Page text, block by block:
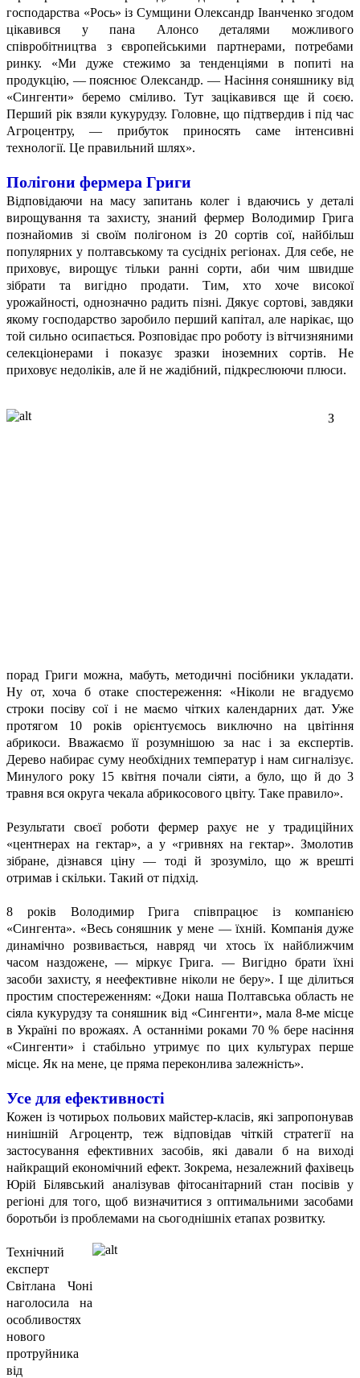
господарства «Рось» із Сумщини Олександр Іванченко згодом
цікавився у пана Алонсо деталями можливого
співробітництва з європейськими партнерами, потребами
ринку. «Ми дуже стежимо за тенденціями в попиті на
продукцію, — пояснює Олександр. — Насіння соняшнику від
«Сингенти» беремо сміливо. Тут зацікавився ще й соєю.
Перший рік взяли кукурудзу. Головне, що підтвердив і під час
Агроцентру, — прибуток приносять саме інтенсивні
технології. Це правильний шлях».
Полігони фермера Григи
Відповідаючи на масу запитань колег і вдаючись у деталі
вирощування та захисту, знаний фермер Володимир Грига
познайомив зі своїм полігоном із 20 сортів сої, найбільш
популярних у полтавському та сусідніх регіонах. Для себе, не
приховує, вирощує тільки ранні сорти, аби чим швидше
зібрати та вигідно продати. Тим, хто хоче високої
урожайності, однозначно радить пізні. Дякує сортові, завдяки
якому господарство заробило перший капітал, але нарікає, що
той сильно осипається. Розповідає про роботу із вітчизняними
селекціонерами і показує зразки іноземних сортів. Не
приховує недоліків, але й не жадібний, підкреслюючи плюси.
З
порад Григи можна, мабуть, методичні посібники укладати.
Ну от, хоча б отаке спостереження: «Ніколи не вгадуємо
строки посіву сої і не маємо чітких календарних дат. Уже
протягом 10 років орієнтуємось виключно на цвітіння
абрикоси. Вважаємо її розумнішою за нас і за експертів.
Дерево набирає суму необхідних температур і нам сигналізує.
Минулого року 15 квітня почали сіяти, а було, що й до 3
травня вся округа чекала абрикосового цвіту. Таке правило».
Результати своєї роботи фермер рахує не у традиційних
«центнерах на гектар», а у «гривнях на гектар». Змолотив
зібране, дізнався ціну — тоді й зрозуміло, що ж врешті
отримав і скільки. Такий от підхід.
8 років Володимир Грига співпрацює із компанією
«Сингента». «Весь соняшник у мене — їхній. Компанія дуже
динамічно розвивається, навряд чи хтось їх найближчим
часом наздожене, — міркує Грига. — Вигідно брати їхні
засоби захисту, я неефективне ніколи не беру». І ще ділиться
простим спостереженням: «Доки наша Полтавська область не
сіяла кукурудзу та соняшник від «Сингенти», мала 8-ме місце
в Україні по врожаях. А останніми роками 70 % бере насіння
«Сингенти» і стабільно утримує по цих культурах перше
місце. Як на мене, це пряма переконлива залежність».
Усе для ефективності
Кожен із чотирьох польових майстер-класів, які запропонував
нинішній Агроцентр, теж відповідав чіткій стратегії на
застосування ефективних засобів, які давали б на виході
найкращий економічний ефект. Зокрема, незалежний фахівець
Юрій Білявський аналізував фітосанітарний стан посівів у
регіоні для того, щоб визначитися з оптимальними засобами
боротьби із проблемами на сьогоднішніх етапах розвитку.
Технічний
експерт
Світлана Чоні
наголосила на
особливостях
нового
протруйника
від